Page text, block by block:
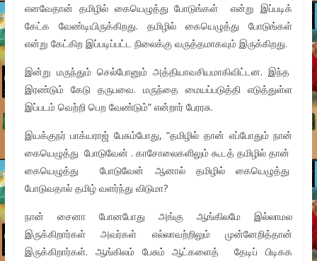
எனவேதான் தமிழில் கையெழுத்து போடுங்கள் என்று இப்படிக்
கேட்க வேண்டியிருக்கிறது. தமிழில் கையெழுத்து போடுங்கள்
என்று கேட்கிற இப்படிப்பட்ட நிலைக்கு வருத்தமாகவும் இருக்கிறது.
இன்று மருந்தும் செல்போனும் அத்தியாவசியமாகிவிட்டன. இந்த
இரண்டும் கேடு தருபவை. மருந்தை மையப்படுத்தி எடுத்துள்ள
இப்படம் வெற்றி பெற வேண்டும்” என்றார் பேரரசு.
இயக்குநர் பாக்யராஜ் பேசும்போது, “தமிழில் தான் எப்போதும் நான்
கையெழுத்து போடுவேன் . காசோலைகளிலும் கூடத் தமிழில் தான்
கையெழுத்து போடுவேன் ஆனால் தமிழில் கையெழுத்து
போடுவதால் தமிழ் வளர்ந்து விடுமா?
நான் சைனா போனபோது அங்கு ஆங்கிலமே இல்லாமல
இருக்கிறார்கள் அவர்கள் எல்லாவற்றிலும் முன்னேறித்தான்
இருக்கிறார்கள். ஆங்கிலம் பேசும் ஆட்களைத் தேடிப் பிடிகக